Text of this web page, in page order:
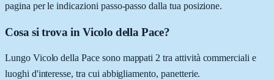
pagina per le indicazioni passo-passo dalla tua posizione.
Cosa si trova in Vicolo della Pace?
Lungo Vicolo della Pace sono mappati 2 tra attività commerciali e
luoghi d'interesse, tra cui abbigliamento, panetterie.